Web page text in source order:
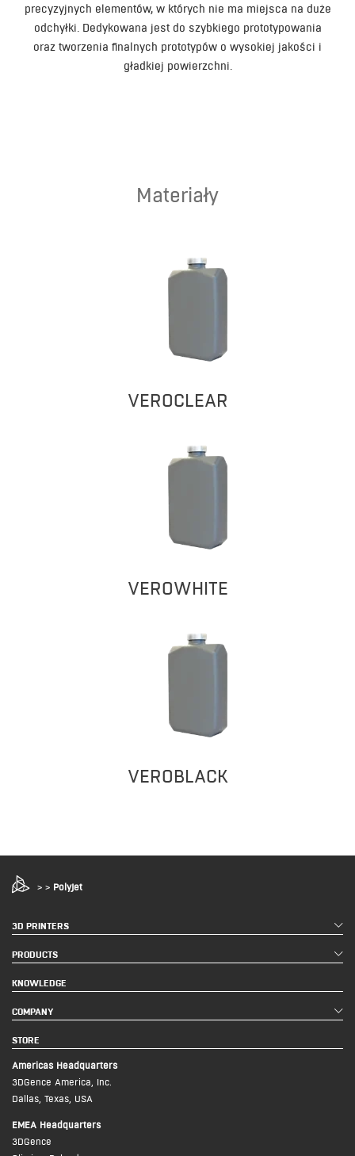
precyzyjnych elementów, w których nie ma miejsca na duże
odchyłki. Dedykowana jest do szybkiego prototypowania
oraz tworzenia finalnych prototypów o wysokiej jakości i
gładkiej powierzchni.
Materiały
VEROCLEAR
VEROWHITE
VEROBLACK
> > PolyJet
3D PRINTERS
PRODUCTS
KNOWLEDGE
COMPANY
STORE
Americas Headquarters
3DGence America, Inc.
Dallas, Texas, USA
EMEA Headquarters
3DGence